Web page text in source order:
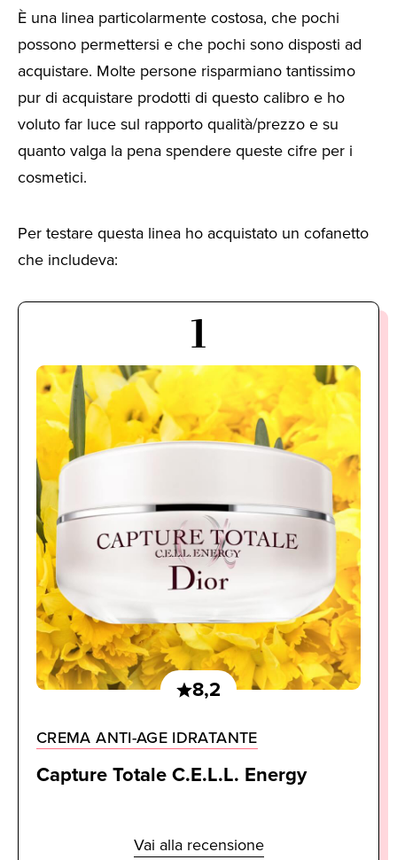
È una linea particolarmente costosa, che pochi
possono permettersi e che pochi sono disposti ad
acquistare. Molte persone risparmiano tantissimo
pur di acquistare prodotti di questo calibro e ho
voluto far luce sul rapporto qualità/prezzo e su
quanto valga la pena spendere queste cifre per i
cosmetici.
Per testare questa linea ho acquistato un cofanetto
che includeva:
1
8,2
CREMA ANTI-AGE IDRATANTE
Capture Totale C.E.L.L. Energy
Vai alla recensione